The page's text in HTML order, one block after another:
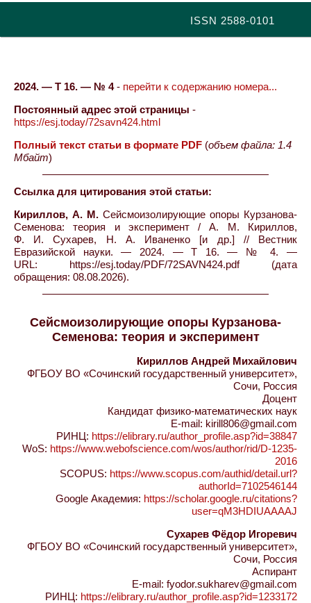
ISSN 2588-0101
2024. — Т 16. — № 4- перейти к содержанию номера...
Постоянный адрес этой страницы -
https://esj.today/72savn424.html
Полный текст статьи в формате PDF (объем файла: 1.4
Мбайт)
Ссылка для цитирования этой статьи:
Кириллов, А. М. Сейсмоизолирующие опоры Курзанова-
Семенова: теория и эксперимент / А. М. Кириллов,
Ф. И. Сухарев, Н. А. Иваненко [и др.] // Вестник
Евразийской науки. — 2024. — Т 16. — № 4. —
URL: https://esj.today/PDF/72SAVN424.pdf (дата
обращения: 08.08.2026).
Сейсмоизолирующие опоры Курзанова-
Семенова: теория и эксперимент
Кириллов Андрей Михайлович
ФГБОУ ВО «Сочинский государственный университет»,
Сочи, Россия
Доцент
Кандидат физико-математических наук
E-mail: kirill806@gmail.com
РИНЦ: https://elibrary.ru/author_profile.asp?id=38847
WoS: https://www.webofscience.com/wos/author/rid/D-1235-
2016
SCOPUS: https://www.scopus.com/authid/detail.url?
authorId=7102546144
Google Академия: https://scholar.google.ru/citations?
user=qM3HDIUAAAAJ
Сухарев Фёдор Игоревич
ФГБОУ ВО «Сочинский государственный университет»,
Сочи, Россия
Аспирант
E-mail: fyodor.sukharev@gmail.com
РИНЦ: https://elibrary.ru/author_profile.asp?id=1233172